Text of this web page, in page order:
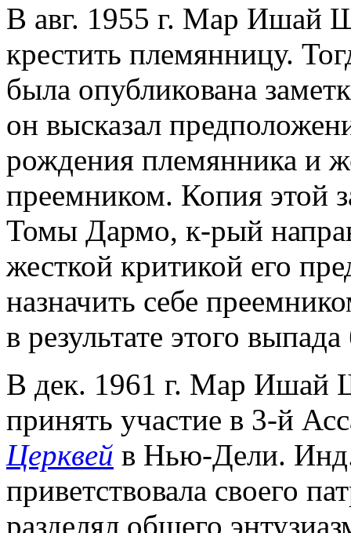
В авг. 1955 г. Мар Ишай
крестить племянницу.
была опубликована
он высказал
рождения племянника и
преемником. Копия этой
Томы Дармо, к-рый
жесткой критикой его
назначить себе
в результате этого
В дек. 1961 г. Мар Ишай
принять участие в 3-й
Церквей в Нью-Дели.
приветствовала своего
разделял общего